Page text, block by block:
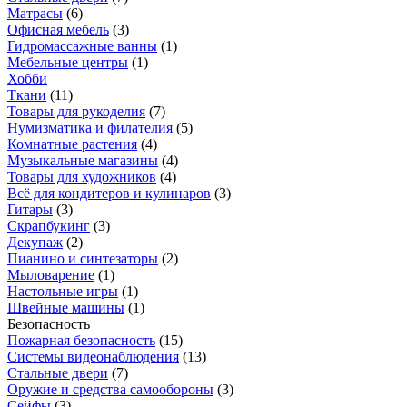
Матрасы (6)
Офисная мебель (3)
Гидромассажные ванны (1)
Мебельные центры (1)
Хобби
Ткани (11)
Товары для рукоделия (7)
Нумизматика и филателия (5)
Комнатные растения (4)
Музыкальные магазины (4)
Товары для художников (4)
Всё для кондитеров и кулинаров (3)
Гитары (3)
Скрапбукинг (3)
Декупаж (2)
Пианино и синтезаторы (2)
Мыловарение (1)
Настольные игры (1)
Швейные машины (1)
Безопасность
Пожарная безопасность (15)
Системы видеонаблюдения (13)
Стальные двери (7)
Оружие и средства самообороны (3)